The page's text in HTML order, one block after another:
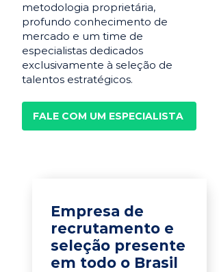
metodologia proprietária,
profundo conhecimento de
mercado e um time de
especialistas dedicados
exclusivamente à seleção de
talentos estratégicos.
FALE COM UM ESPECIALISTA
Empresa de
recrutamento e
seleção presente
em todo o Brasil